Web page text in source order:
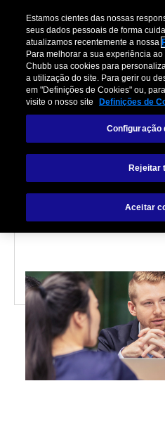
CULTURA DE SEGUROS
As chaves
otimização
parcerias de
Estamos cientes das nossas
seus dados pessoais de forma
atualizamos recentemente a nossa
Para melhorar a sua experiência
Chubb usa cookies para
a utilização do site. Para gerir ou
em "Definições de Cookies" ou,
visite o nosso site
Definições de
Configuração
Rejeitar
Aceitar